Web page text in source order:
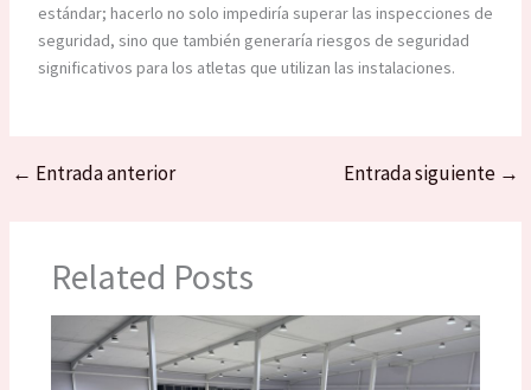
estándar; hacerlo no solo impediría superar las inspecciones de
seguridad, sino que también generaría riesgos de seguridad
significativos para los atletas que utilizan las instalaciones.
← Entrada anterior Entrada siguiente →
Related Posts